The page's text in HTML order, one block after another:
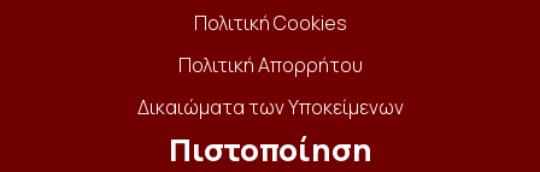
Πολιτική Cookies
Πολιτική Απορρήτου
Δικαιώματα των Υποκείμενων
Πιστοποίηση